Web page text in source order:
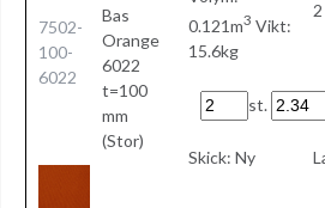
7502-
100-
6022
Bas
Orange
6022
t=100
mm
(Stor)
0.121m3 Vikt:
15.6kg
st.
Skick: Ny